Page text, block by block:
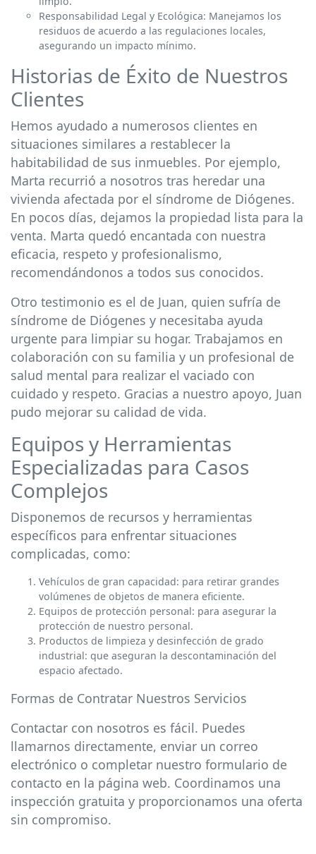
Responsabilidad Legal y Ecológica: Manejamos los
residuos de acuerdo a las regulaciones locales,
asegurando un impacto mínimo.
Historias de Éxito de Nuestros
Clientes
Hemos ayudado a numerosos clientes en
situaciones similares a restablecer la
habitabilidad de sus inmuebles. Por ejemplo,
Marta recurrió a nosotros tras heredar una
vivienda afectada por el síndrome de Diógenes.
En pocos días, dejamos la propiedad lista para la
venta. Marta quedó encantada con nuestra
eficacia, respeto y profesionalismo,
recomendándonos a todos sus conocidos.
Otro testimonio es el de Juan, quien sufría de
síndrome de Diógenes y necesitaba ayuda
urgente para limpiar su hogar. Trabajamos en
colaboración con su familia y un profesional de
salud mental para realizar el vaciado con
cuidado y respeto. Gracias a nuestro apoyo, Juan
pudo mejorar su calidad de vida.
Equipos y Herramientas
Especializadas para Casos
Complejos
Disponemos de recursos y herramientas
específicos para enfrentar situaciones
complicadas, como:
Vehículos de gran capacidad: para retirar grandes
volúmenes de objetos de manera eficiente.
Equipos de protección personal: para asegurar la
protección de nuestro personal.
Productos de limpieza y desinfección de grado
industrial: que aseguran la descontaminación del
espacio afectado.
Formas de Contratar Nuestros Servicios
Contactar con nosotros es fácil. Puedes
llamarnos directamente, enviar un correo
electrónico o completar nuestro formulario de
contacto en la página web. Coordinamos una
inspección gratuita y proporcionamos una oferta
sin compromiso.